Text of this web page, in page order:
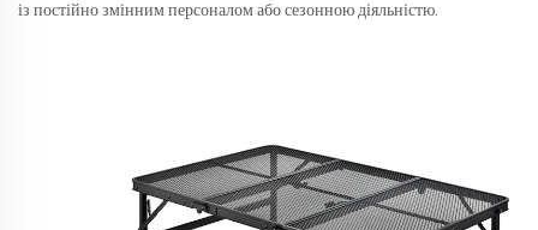
із постійно змінним персоналом або сезонною діяльністю.